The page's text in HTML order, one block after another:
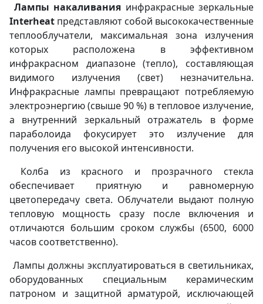
Лампы накаливания инфракрасные зеркальные
Interheat представляют собой высококачественные
теплооблучатели, максимальная зона излучения
которых расположена в эффективном
инфракрасном диапазоне (тепло), составляющая
видимого излучения (свет) незначительна.
Инфракрасные лампы превращают потребляемую
электроэнергию (свыше 90 %) в тепловое излучение,
а внутренний зеркальный отражатель в форме
параболоида фокусирует это излучение для
получения его высокой интенсивности.
Колба из красного и прозрачного стекла
обеспечивает приятную и равномерную
цветопередачу света. Облучатели выдают полную
тепловую мощность сразу после включения и
отличаются большим сроком службы (6500, 6000
часов соответственно).
Лампы должны эксплуатироваться в светильниках,
оборудованных специальным керамическим
патроном и защитной арматурой, исключающей